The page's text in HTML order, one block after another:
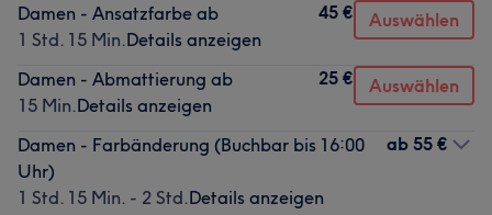
Damen - Ansatzfarbe ab
1 Std. 15 Min.Details anzeigen
45 € Auswählen
Damen - Abmattierung ab
15 Min.Details anzeigen
25 € Auswählen
Damen - Farbänderung (Buchbar bis 16:00
Uhr)
1 Std. 15 Min. - 2 Std.Details anzeigen
ab 55 €